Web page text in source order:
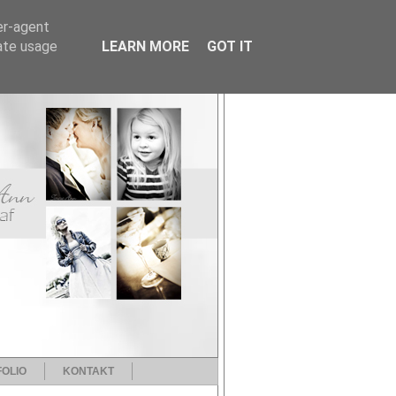
KONTAKT
agent
usage
LEARN MORE GOT IT